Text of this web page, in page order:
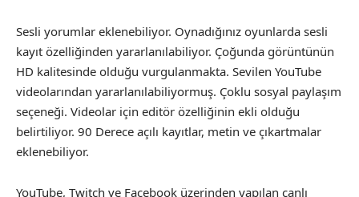
Sesli yorumlar eklenebiliyor. Oynadığınız oyunlarda sesli
kayıt özelliğinden yararlanılabiliyor. Çoğunda görüntünün
HD kalitesinde olduğu vurgulanmakta. Sevilen YouTube
videolarından yararlanılabiliyormuş. Çoklu sosyal paylaşım
seçeneği. Videolar için editör özelliğinin ekli olduğu
belirtiliyor. 90 Derece açılı kayıtlar, metin ve çıkartmalar
eklenebiliyor.
YouTube, Twitch ve Facebook üzerinden yapılan canlı